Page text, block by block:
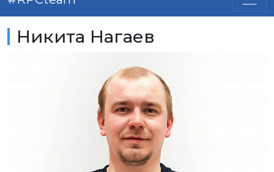
Никита Нагаев